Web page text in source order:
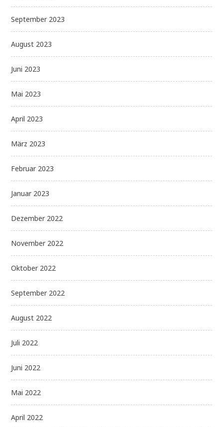
September 2023
August 2023
Juni 2023
Mai 2023
April 2023
März 2023
Februar 2023
Januar 2023
Dezember 2022
November 2022
Oktober 2022
September 2022
August 2022
Juli 2022
Juni 2022
Mai 2022
April 2022